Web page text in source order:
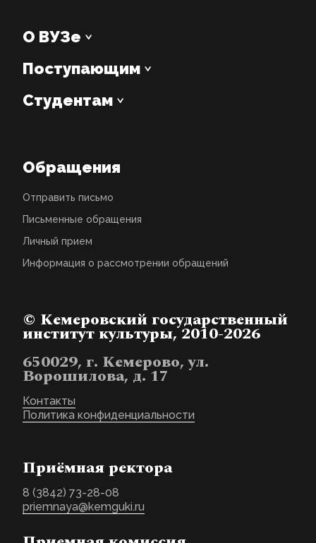
О ВУЗе
Поступающим
Студентам
Обращения
Отправить письмо
Письменные обращения
Личный прием
Информация о рассмотрении обращений
© Кемеровский государственный
институт культуры, 2010-2026
650029, г. Кемерово, ул.
Ворошилова, д. 17
Контакты
Политика конфиденциальности
Приёмная ректора
8 (3842) 73-28-08
priemnaya@kemguki.ru